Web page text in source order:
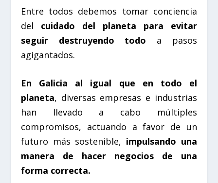
Entre todos debemos tomar conciencia
del cuidado del planeta para evitar
seguir destruyendo todo a pasos
agigantados.
En Galicia al igual que en todo el
planeta, diversas empresas e industrias
han llevado a cabo múltiples
compromisos, actuando a favor de un
futuro más sostenible, impulsando una
manera de hacer negocios de una
forma correcta.